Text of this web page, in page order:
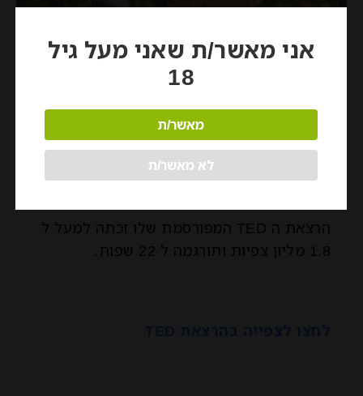
הרצאת ה TED המפורסמת שלו זכתה למעל ל
1.8 מליון צפיות ותורגמה ל 22 שפות.
אני מאשר/ת שאני מעל גיל
18
מאשר/ת
לא מאשר/ת